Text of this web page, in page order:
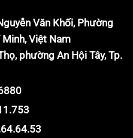
Văn Khối, Phường
Minh, Việt Nam
phường An Hội Tây, Tp.